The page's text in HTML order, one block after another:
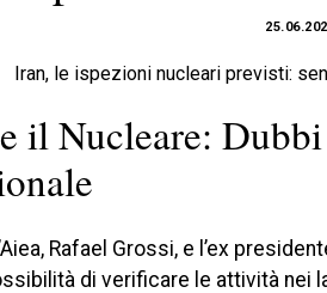
il Nucleare:
Rafael Grossi, e l’ex
di verificare le attività nei